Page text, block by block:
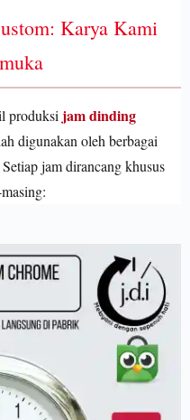
Karya Kami
produksi jam dinding
digunakan oleh berbagai
jam dirancang khusus